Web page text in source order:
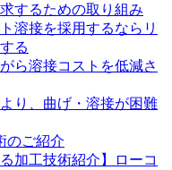
するための取り組み
溶接を採用するならリ
る
ら溶接コストを低減さ
り、曲げ・溶接が困難
のご紹介
加工技術紹介】ローコ